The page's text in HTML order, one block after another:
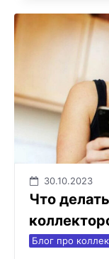
30.10.2023
Что
Блог про